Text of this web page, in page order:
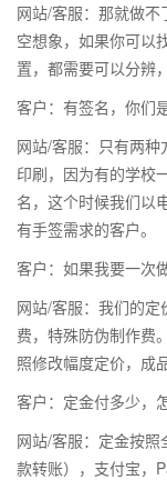
网站/客服：那就做
空想象，如果你可以
置，都需要可以分辨
客户：有签名，你们
网站/客服：只有两
印刷，因为有的学校
名，这个时候我们以
有手签需求的客户。
客户：如果我要一次
网站/客服：我们的
费，特殊防伪制作费
照修改幅度定价，成
客户：定金付多少，
网站/客服：定金按
款转账），支付宝，